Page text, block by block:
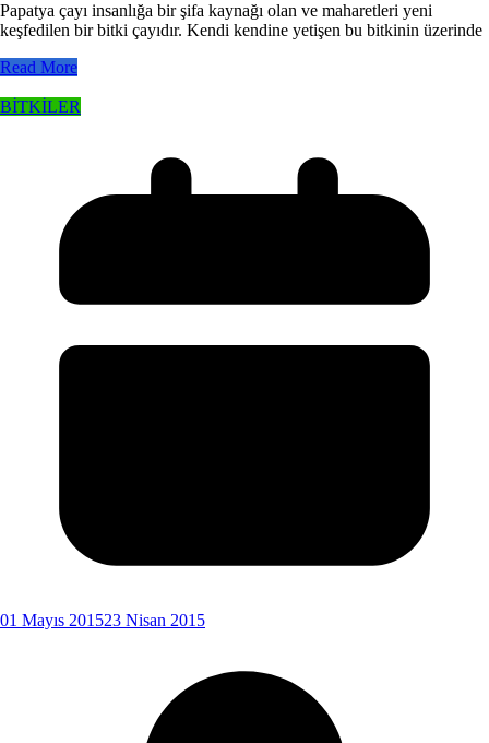
Papatya çayı insanlığa bir şifa kaynağı olan ve maharetleri yeni
keşfedilen bir bitki çayıdır. Kendi kendine yetişen bu bitkinin üzerinde
Read More
BİTKİLER
01 Mayıs 201523 Nisan 2015